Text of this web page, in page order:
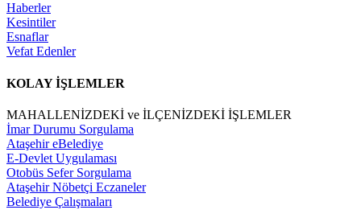
Haberler
Kesintiler
Esnaflar
Vefat Edenler
KOLAY İŞLEMLER
MAHALLENİZDEKİ ve İLÇENİZDEKİ İŞLEMLER
İmar Durumu Sorgulama
Ataşehir eBelediye
E-Devlet Uygulaması
Otobüs Sefer Sorgulama
Ataşehir Nöbetçi Eczaneler
Belediye Çalışmaları